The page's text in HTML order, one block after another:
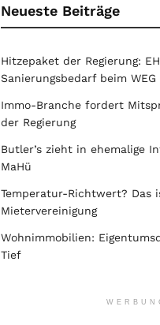
Neueste Beiträge
Hitzepaket der Regierung:
Sanierungsbedarf beim WEG
Immo-Branche fordert
der Regierung
Butler’s zieht in ehemalige
MaHü
Temperatur-Richtwert? Das
Mietervereinigung
Wohnimmobilien:
Tief